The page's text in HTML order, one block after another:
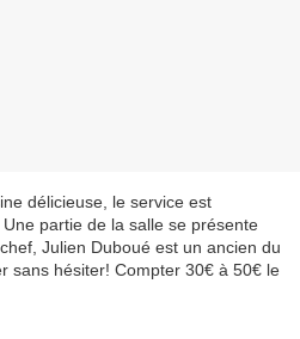
délicieuse, le service est
partie de la salle se présente
Julien Duboué est un ancien du
sans hésiter! Compter 30€ à 50€ le